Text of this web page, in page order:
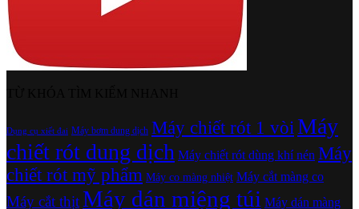
Dụng cụ xiết đai Máy bơm dung dịch Máy chiết rót 1 vòiMáy
chiết rót dung dịch Máy chiết rót dùng khí nén Máy
chiết rót mỹ phẩm Máy co màng nhiệt Máy cắt màng co
Máy cắt thịtMáy dán miệng túi Máy dán màng